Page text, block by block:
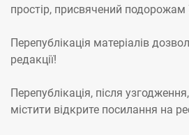
простір, присвячений подорожам
Перепублікація матеріалів
редакції!
Перепублікація, після
містити відкрите посилання на